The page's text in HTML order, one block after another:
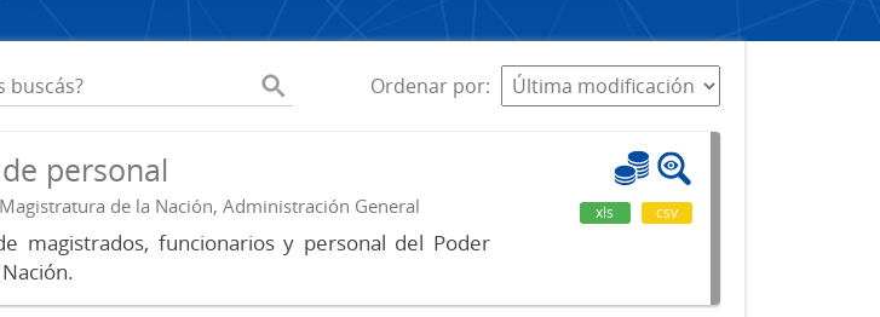
Ordenar por
personal
de la Nación, Administración General
magistrados, funcionarios y personal del Poder
xls csv